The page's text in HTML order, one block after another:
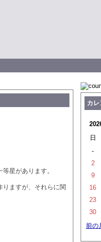
星があります。
りますが、それらに関
カ
日
-
2
9
16
23
30
前の